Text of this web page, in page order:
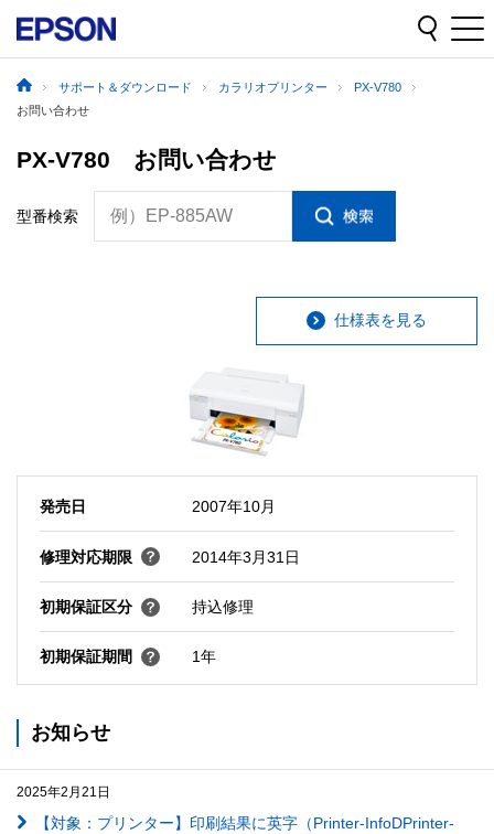
サポート＆ダウンロード カラリオプリンター
PX-V780
お問い合わせ
PX-V780 お問い合わせ
型番検索 例）EP-885AW
仕様表を見る
発売日 2007年10月
修理対応期限 2014年3月31日
初期保証区分 持込修理
初期保証期間 1年
お知らせ
2025年2月21日
【対象：プリンター】印刷結果に英字（Printer-InfoDPrinter-